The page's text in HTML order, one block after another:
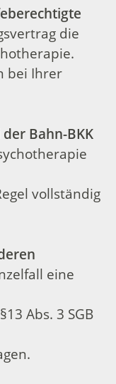
die
bei Ihrer
Bahn-BKK
vollständig
eine
Abs. 3 SGB